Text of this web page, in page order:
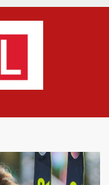
świat